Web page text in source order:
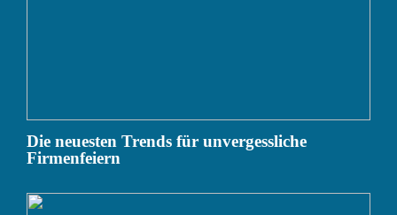
Die neuesten Trends für unvergessliche
Firmenfeiern